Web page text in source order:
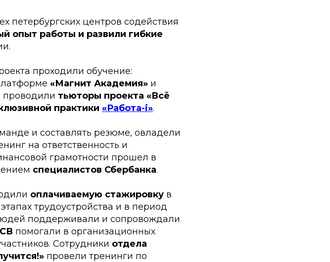
петербургских центров содействия
опыт работы и развили гибкие
проходили обучение:
«Магнит Академия» и
проводили тьюторы проекта «Всё
практики «Работа-i».
и составлять резюме, овладели
на ответственность и
грамотности прошел в
специалистов Сбербанка.
оплачиваемую стажировку в
трудоустройства и в период
поддерживали и сопровождали
помогали в организационных
Сотрудники отдела
провели тренинги по